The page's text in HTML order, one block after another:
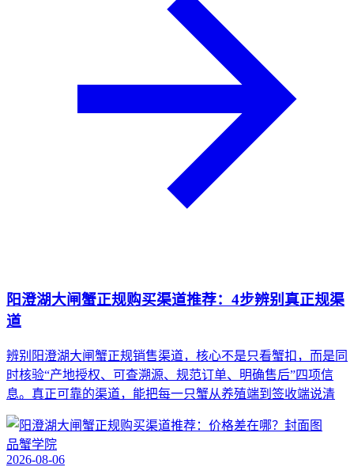
阳澄湖大闸蟹正规购买渠道推荐：4步辨别真正规渠
道
辨别阳澄湖大闸蟹正规销售渠道，核心不是只看蟹扣，而是同
时核验“产地授权、可查溯源、规范订单、明确售后”四项信
息。真正可靠的渠道，能把每一只蟹从养殖端到签收端说清
品蟹学院
2026-08-06